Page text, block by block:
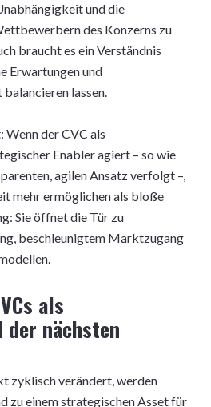
und die
des Konzerns zu
braucht es ein Verständnis
Erwartungen und
lassen.
der CVC als
Enabler agiert – so wie
agilen Ansatz verfolgt –,
mehr ermöglichen als bloße
Sie öffnet die Tür zu
beschleunigtem Marktzugang
als
der nächsten
zyklisch verändert, werden
zu einem strategischen Asset für